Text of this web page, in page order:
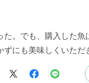
。でも、購入した魚
にも美味しくいただ